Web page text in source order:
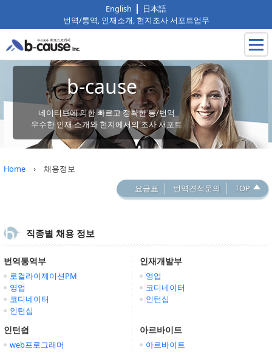
번역/통역, 인재소개, 현지조사 서포트업무
English 日本語
b-cause
네이티브에 의한 빠르고 정확한 통/번역
우수한 인재 소개와 현지에서의 조사 서포트
Home › 채용정보
요금표
번역견적문의 TOP
직종별 채용 정보
번역통역부
로컬라이제이션PM
영업
코디네이터
인턴십
인재개발부
영업
코디네이터
인턴십
인턴쉽
web프로그래머
아르바이트
아르바이트